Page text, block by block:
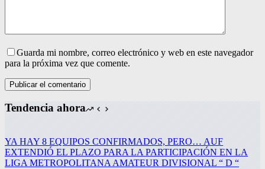
Guarda mi nombre, correo electrónico y web en este navegador
para la próxima vez que comente.
Publicar el comentario
Tendencia ahora
YA HAY 8 EQUIPOS CONFIRMADOS, PERO… AUF
EXTENDIÓ EL PLAZO PARA LA PARTICIPACIÓN EN LA
LIGA METROPOLITANA AMATEUR DIVISIONAL “ D “